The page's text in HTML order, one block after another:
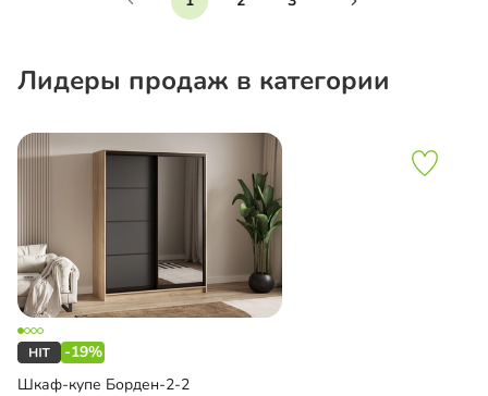
Лидеры продаж в категории
-19%
Шкаф-купе Борден-2-2